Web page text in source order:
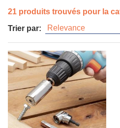
21 produits trouvés pour la
Trier par: